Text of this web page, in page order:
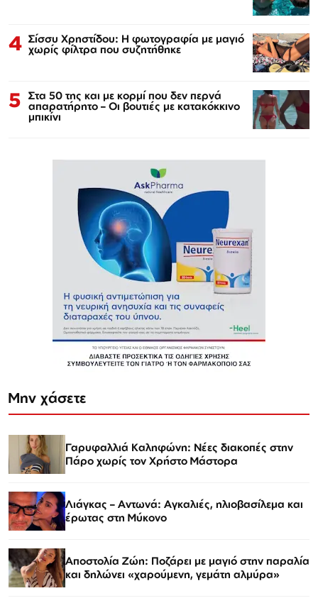
4 Σίσσυ Χρηστίδου: Η φωτογραφία με μαγιό
χωρίς φίλτρα που συζητήθηκε
5 Στα 50 της και με κορμί που δεν περνά
απαρατήρητο – Οι βουτιές με κατακόκκινο
μπικίνι
Μην χάσετε
Γαρυφαλλιά Καληφώνη: Νέες διακοπές στην
Πάρο χωρίς τον Χρήστο Μάστορα
Λιάγκας – Αντωνά: Αγκαλιές, ηλιοβασίλεμα και
έρωτας στη Μύκονο
Αποστολία Ζώη: Ποζάρει με μαγιό στην παραλία
και δηλώνει «χαρούμενη, γεμάτη αλμύρα»